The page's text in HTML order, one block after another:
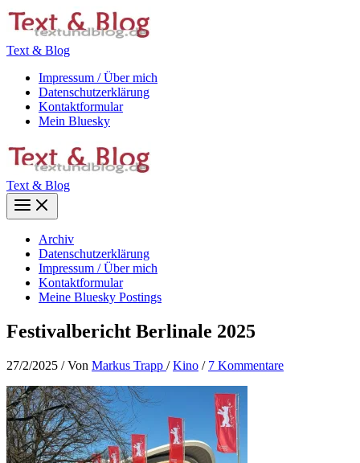
Zum
Inhalt
Text & Blog
Impressum / Über mich
Datenschutzerklärung
Kontaktformular
Mein Bluesky
Text & Blog
Main
Menu
Archiv
Datenschutzerklärung
Impressum / Über mich
Kontaktformular
Meine Bluesky Postings
Festivalbericht Berlinale 2025
27/2/2025 / Von Markus Trapp /Kino / 7 Kommentare